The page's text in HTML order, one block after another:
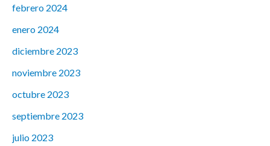
febrero 2024
enero 2024
diciembre 2023
noviembre 2023
octubre 2023
septiembre 2023
julio 2023